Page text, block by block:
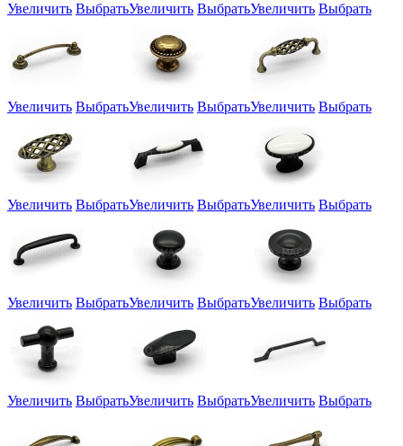
Увеличить ВыбратьУвеличить ВыбратьУвеличить Выбрать
Увеличить ВыбратьУвеличить ВыбратьУвеличить Выбрать
Увеличить ВыбратьУвеличить ВыбратьУвеличить Выбрать
Увеличить ВыбратьУвеличить ВыбратьУвеличить Выбрать
Увеличить ВыбратьУвеличить ВыбратьУвеличить Выбрать